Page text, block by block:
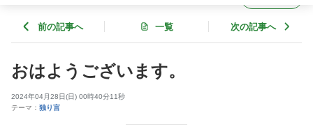
前の記事へ 一覧 次の記事へ
おはようございます。
2024年04月28日(日) 00時40分11秒
テーマ： 独り言